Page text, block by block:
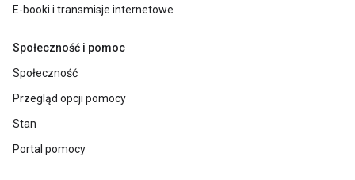
E-booki i transmisje internetowe
Społeczność i pomoc
Społeczność
Przegląd opcji pomocy
Stan
Portal pomocy